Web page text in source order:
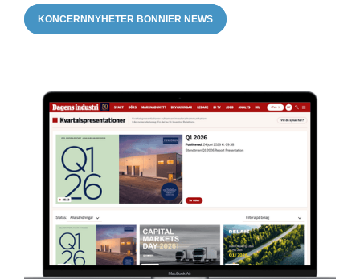
KONCERNNYHETER BONNIER NEWS